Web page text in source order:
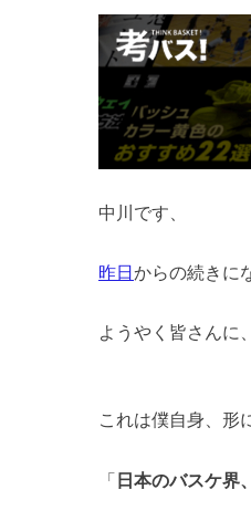
中川です、
昨日からの続きに
ようやく皆さんに
これは僕自身、形
「 日本のバスケ界